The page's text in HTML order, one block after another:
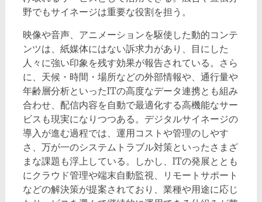
野でもサイネージは重要な役割を担う。
映像や音声、アニメーションを駆使した動的コンテ
ンツは、紙媒体にはない訴求力があり、目にした
人々に強い印象を残す効果が報告されている。さら
に、天候・時間・場所などの外部情報や、通行量や
年齢層分析といったITの高度なデータ連携とも組み
合わせ、配信内容を自動で最適化する高機能なサー
ビスも現実になりつつある。デジタルサイネージの
導入が進む過程では、運用コストや管理のしやす
さ、万が一のシステムトラブル対策といったさまざ
まな課題も浮上している。しかし、ITの発展ととも
にクラウド管理や端末自動監視、リモートサポート
などの解決策が提案されており、業種や用途に応じ